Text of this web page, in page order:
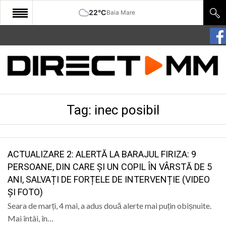
22°CBaia Mare
START
COMUNITATE
SANATATE
SPORT
SPECIAL
Tag: inec posibil
ACTUALIZARE 2: ALERTĂ LA BARAJUL FIRIZA: 9
PERSOANE, DIN CARE ȘI UN COPIL ÎN VÂRSTĂ DE 5
ANI, SALVAȚI DE FORȚELE DE INTERVENȚIE (VIDEO
ȘI FOTO)
Seara de marți, 4 mai, a adus două alerte mai puțin obișnuite.
Mai întâi, în…